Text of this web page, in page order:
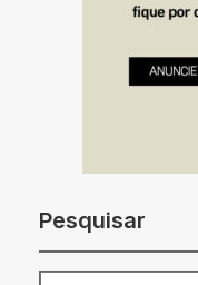
Pesquisar